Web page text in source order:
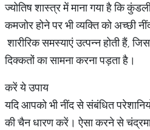
ज्योतिष शास्त्र में माना गया है कि
कमजोर होने पर भी व्यक्ति को अच्छी
शारीरिक समस्याएं उत्पन्न होती हैं,
दिक्कतों का सामना करना पड़ता है।
करें ये उपाय
यदि आपको भी नींद से संबंधित
की चैन धारण करें। ऐसा करने से